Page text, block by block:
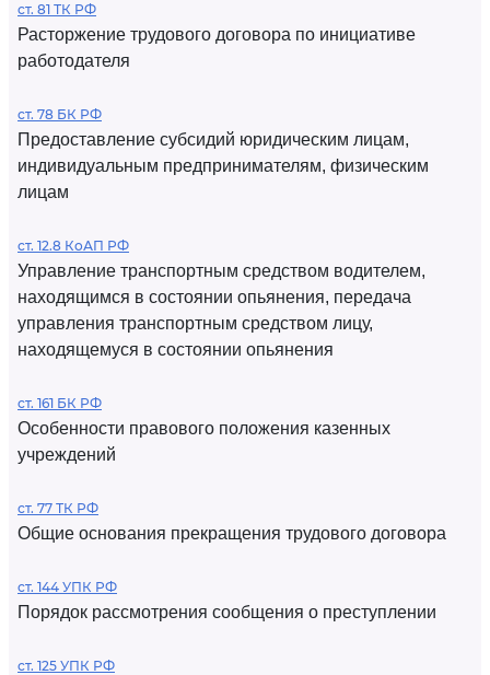
ст. 81 ТК РФ
Расторжение трудового договора по инициативе
работодателя
ст. 78 БК РФ
Предоставление субсидий юридическим лицам,
индивидуальным предпринимателям, физическим
лицам
ст. 12.8 КоАП РФ
Управление транспортным средством водителем,
находящимся в состоянии опьянения, передача
управления транспортным средством лицу,
находящемуся в состоянии опьянения
ст. 161 БК РФ
Особенности правового положения казенных
учреждений
ст. 77 ТК РФ
Общие основания прекращения трудового договора
ст. 144 УПК РФ
Порядок рассмотрения сообщения о преступлении
ст. 125 УПК РФ